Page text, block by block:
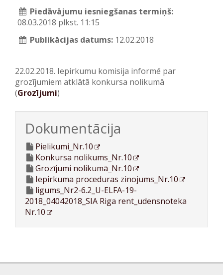
Piedāvājumu iesniegšanas termiņš:
08.03.2018 plkst. 11:15
Publikācijas datums: 12.02.2018
22.02.2018. Iepirkumu komisija informē par
grozījumiem atklātā konkursa nolikumā
(Grozījumi)
Dokumentācija
Pielikumi_Nr.10
Konkursa nolikums_Nr.10
Grozījumi nolikumā_Nr.10
Iepirkuma proceduras zinojums_Nr.10
ligums_Nr2-6.2_U-ELFA-19-
2018_04042018_SIA Riga rent_udensnoteka
Nr.10